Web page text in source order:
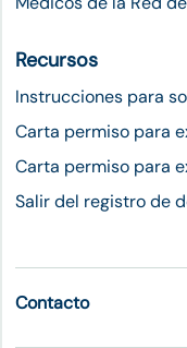
Recursos
Instrucciones para
Carta permiso para
Carta permiso para
Salir del registro de
Contacto